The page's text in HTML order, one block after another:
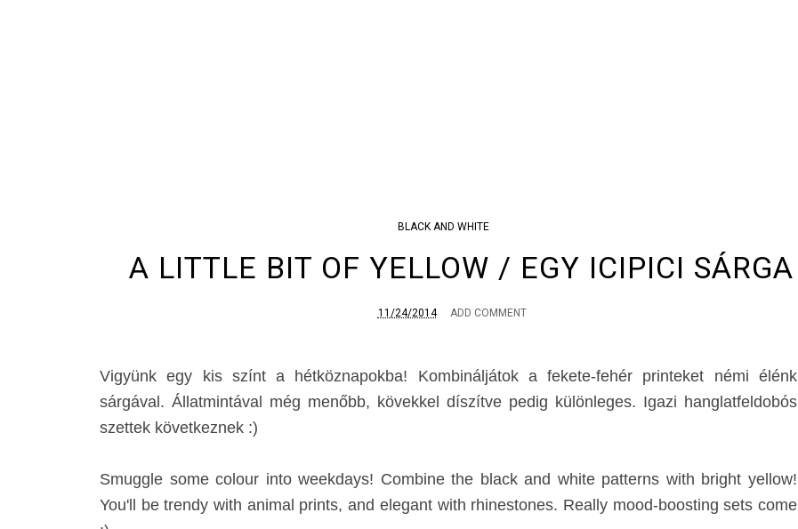
BLACK AND WHITE
A LITTLE BIT OF YELLOW / EGY ICIPICI SÁRGA
11/24/2014 ADD COMMENT
Vigyünk egy kis színt a hétköznapokba! Kombináljátok a fekete-fehér printeket némi élénk
sárgával. Állatmintával még menőbb, kövekkel díszítve pedig különleges. Igazi hanglatfeldobós
szettek következnek :)
Smuggle some colour into weekdays! Combine the black and white patterns with bright yellow!
You'll be trendy with animal prints, and elegant with rhinestones. Really mood-boosting sets come